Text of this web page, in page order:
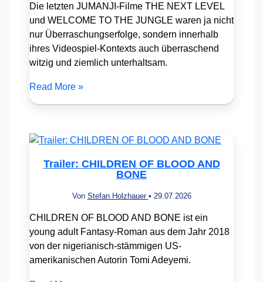
Die letzten JUMANJI-Filme THE NEXT LEVEL
und WELCOME TO THE JUNGLE waren ja nicht
nur Überraschungserfolge, sondern innerhalb
ihres Videospiel-Kontexts auch überraschend
witzig und ziemlich unterhaltsam.
Read More »
Trailer: CHILDREN OF BLOOD AND
BONE
Von Stefan Holzhauer • 29.07.2026
CHILDREN OF BLOOD AND BONE ist ein
young adult Fantasy-Roman aus dem Jahr 2018
von der nigerianisch-stämmigen US-
amerikanischen Autorin Tomi Adeyemi.